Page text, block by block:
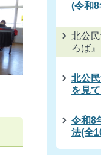
(令和
北公
ろば』
北公
を見
令和8
法(全